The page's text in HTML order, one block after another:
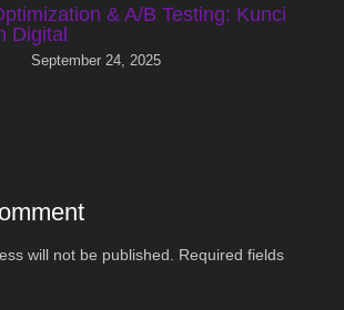
& A/B Testing: Kunci
Digital
September 24, 2025
will not be published.
Required fields